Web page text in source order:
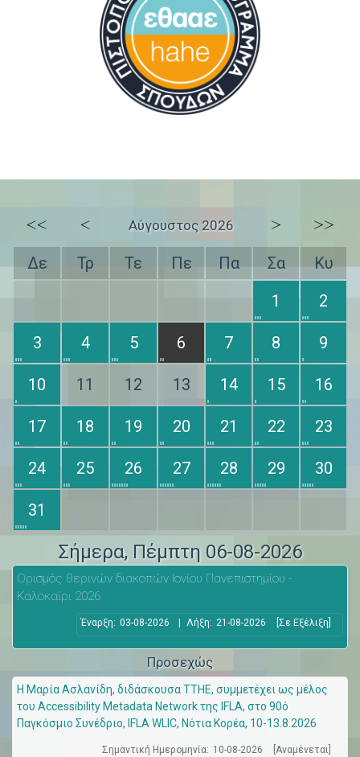
<< < Αύγουστος 2026 > >>
Δε Τρ Τε Πε Πα Σα
Κυ
1
2
3 4 5 6 7 8 9
10 11 12 13 14 15 16
17 18 19 20 21 22 23
24 25 26 27 28 29 30
31
Σήμερα, Πέμπτη 06-08-2026
Ορισμός θερινών διακοπών Ιονίου Πανεπιστημίου -
Καλοκαίρι 2026
Έναρξη: 03-08-2026 Λήξη: 21-08-2026 [Σε Εξέλιξη]
Προσεχώς
Η Μαρία Ασλανίδη, διδάσκουσα ΤΤΗΕ, συμμετέχει ως μέλος
του Accessibility Metadata Network της IFLA, στο 90ό
Παγκόσμιο Συνέδριο, IFLA WLIC, Νότια Κορέα, 10-13.8.2026
Σημαντική Ημερομηνία: 10-08-2026 [Αναμένεται]